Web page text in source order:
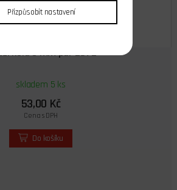
kola 6 mm pár 2872
skladem 5 ks
53,00 Kč
Cena s DPH
Do košíku
Přizpůsobit nastavení